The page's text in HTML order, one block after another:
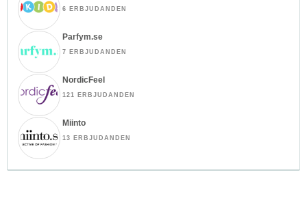
6 ERBJUDANDEN
Parfym.se
7 ERBJUDANDEN
NordicFeel
121 ERBJUDANDEN
Miinto
13 ERBJUDANDEN